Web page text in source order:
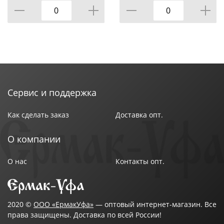
Сервис и поддержка
Как сделать заказ Доставка опт.
О компании
О нас Контакты опт.
2020 © ООО «ЕрмакУфа» — оптовый интернет-магазин. Все
права защищены. Доставка по всей России!